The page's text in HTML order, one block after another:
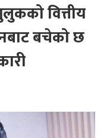
वित्तीय
बचेको छ